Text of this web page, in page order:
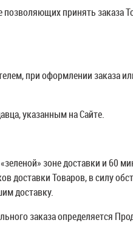
принять заказа
при оформлении заказа
указанным на Сайте.
зоне доставки и 60
доставки Товаров, в силу
доставку.
заказа определяется